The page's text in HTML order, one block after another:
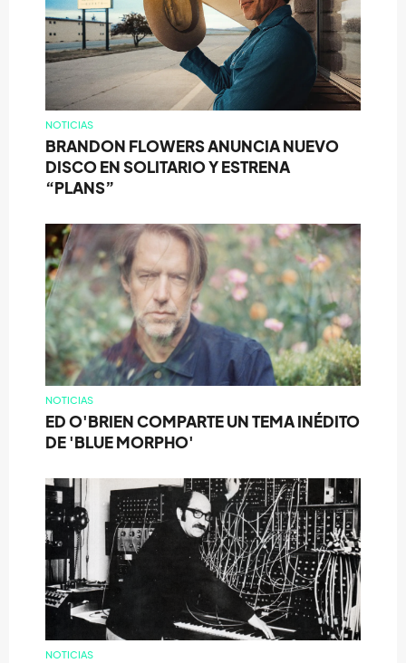
NOTICIAS
BRANDON FLOWERS ANUNCIA NUEVO
DISCO EN SOLITARIO Y ESTRENA
“PLANS”
NOTICIAS
ED O'BRIEN COMPARTE UN TEMA INÉDITO
DE 'BLUE MORPHO'
NOTICIAS